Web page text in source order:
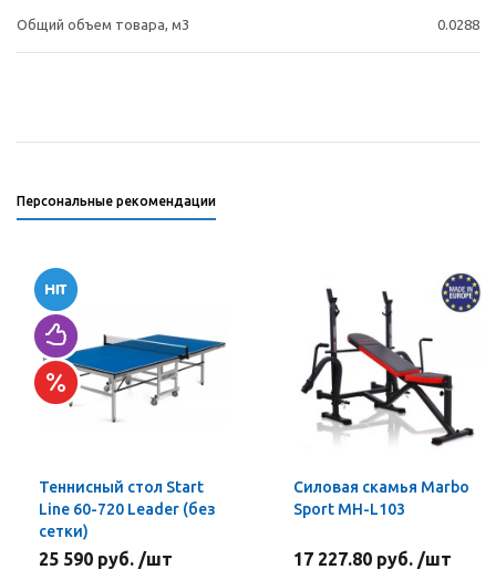
Общий объем товара, м3 0.0288
Персональные рекомендации
Теннисный стол Start
Line 60-720 Leader (без
сетки)
25 590 руб. /шт
Силовая скамья Marbo
Sport MH-L103
17 227.80 руб. /шт